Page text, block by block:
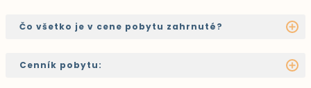
Čo všetko je v cene pobytu zahrnuté?
Cenník pobytu: